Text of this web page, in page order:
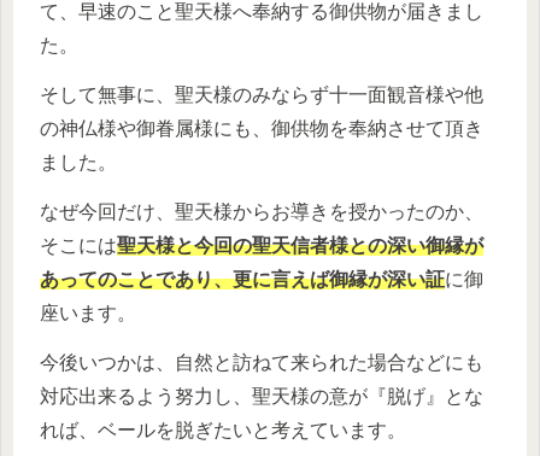
て、早速のこと聖天様へ奉納する御供物が届きまし
た。
そして無事に、聖天様のみならず十一面観音様や他
の神仏様や御眷属様にも、御供物を奉納させて頂き
ました。
なぜ今回だけ、聖天様からお導きを授かったのか、
そこには聖天様と今回の聖天信者様との深い御縁が
あってのことであり、更に言えば御縁が深い証に御
座います。
今後いつかは、自然と訪ねて来られた場合などにも
対応出来るよう努力し、聖天様の意が『脱げ』とな
れば、ベールを脱ぎたいと考えています。